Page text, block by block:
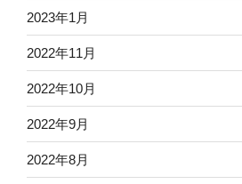
2023年1月
2022年11月
2022年10月
2022年9月
2022年8月